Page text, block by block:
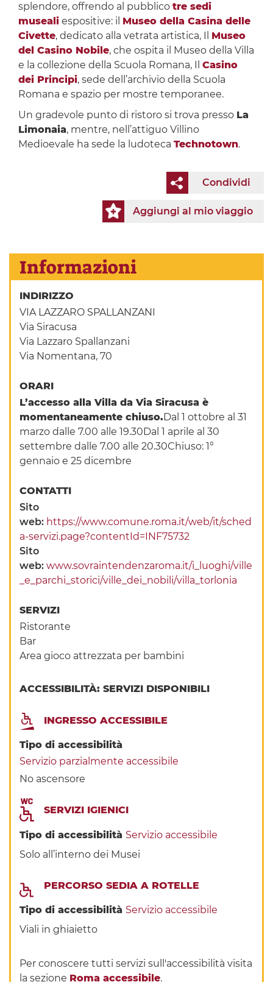
splendore, offrendo al pubblico tre sedi
musealiespositive: il Museo della Casina delle
Civette, dedicato alla vetrata artistica, Il Museo
del Casino Nobile, che ospita il Museo della Villa
e la collezione della Scuola Romana, Il Casino
dei Principi, sede dell’archivio della Scuola
Romana e spazio per mostre temporanee.
Un gradevole punto di ristoro si trova presso La
Limonaia, mentre, nell’attiguo Villino
Medioevale ha sede la ludoteca Technotown.
Condividi
Aggiungi al mio viaggio
Informazioni
INDIRIZZO
VIA LAZZARO SPALLANZANI
Via Siracusa
Via Lazzaro Spallanzani
Via Nomentana, 70
ORARI
L’accesso alla Villa da Via Siracusa è
momentaneamente chiuso. Dal 1 ottobre al 31
marzo dalle 7.00 alle 19.30Dal 1 aprile al 30
settembre dalle 7.00 alle 20.30Chiuso: 1°
gennaio e 25 dicembre
CONTATTI
Sito
web: https://www.comune.roma.it/web/it/sched
a-servizi.page?contentId=INF75732
Sito
web:www.sovraintendenzaroma.it/i_luoghi/ville
_e_parchi_storici/ville_dei_nobili/villa_torlonia
SERVIZI
Ristorante
Bar
Area gioco attrezzata per bambini
ACCESSIBILITÀ: SERVIZI DISPONIBILI
INGRESSO ACCESSIBILE
Tipo di accessibilità
Servizio parzialmente accessibile
No ascensore
SERVIZI IGIENICI
Tipo di accessibilità Servizio accessibile
Solo all’interno dei Musei
PERCORSO SEDIA A ROTELLE
Tipo di accessibilità Servizio accessibile
Viali in ghiaietto
Per conoscere tutti servizi sull'accessibilità visita
la sezione Roma accessibile.